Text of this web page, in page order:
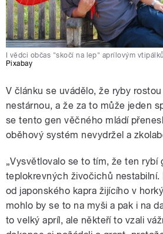
I vědci občas "skočí na lep" aprílovým
Pixabay
V článku se uvádělo, že ryby
nestárnou, a že za to může jeden
se tento gen věčného mládí
oběhový systém nevydržel a
„Vysvětlovalo se to tím, že ten rybí
teplokrevných živočichů nestabilní.
od japonského kapra žijícího v
mohlo by se to na myši a pak i na
to velký apríl, ale někteří to vzali